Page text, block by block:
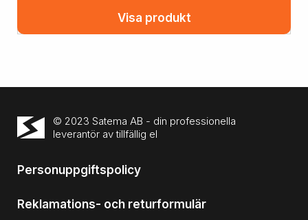
Visa produkt
© 2023 Satema AB - din professionella
leverantör av tillfällig el
Personuppgiftspolicy
Reklamations- och returformulär